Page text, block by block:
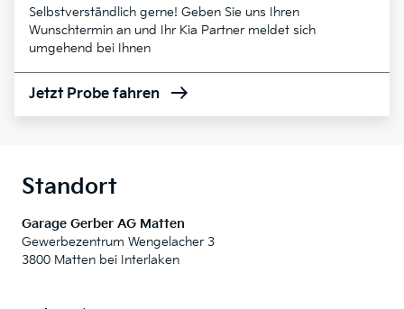
Selbstverständlich gerne! Geben Sie uns Ihren
Wunschtermin an und Ihr Kia Partner meldet sich
umgehend bei Ihnen
Jetzt Probe fahren
Standort
Garage Gerber AG Matten
Gewerbezentrum Wengelacher 3
3800 Matten bei Interlaken